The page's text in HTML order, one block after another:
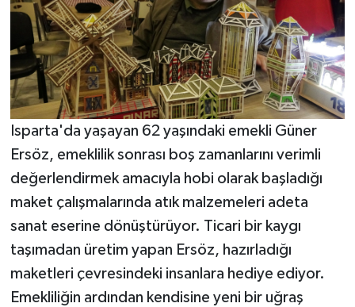
Isparta'da yaşayan 62 yaşındaki emekli Güner
Ersöz, emeklilik sonrası boş zamanlarını verimli
değerlendirmek amacıyla hobi olarak başladığı
maket çalışmalarında atık malzemeleri adeta
sanat eserine dönüştürüyor. Ticari bir kaygı
taşımadan üretim yapan Ersöz, hazırladığı
maketleri çevresindeki insanlara hediye ediyor.
Emekliliğin ardından kendisine yeni bir uğraş